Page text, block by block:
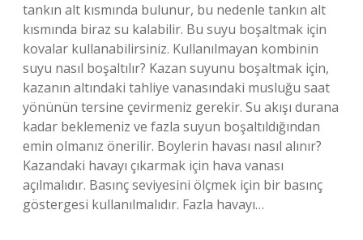
tankın alt kısmında bulunur, bu nedenle tankın alt
kısmında biraz su kalabilir. Bu suyu boşaltmak için
kovalar kullanabilirsiniz. Kullanılmayan kombinin
suyu nasıl boşaltılır? Kazan suyunu boşaltmak için,
kazanın altındaki tahliye vanasındaki musluğu saat
yönünün tersine çevirmeniz gerekir. Su akışı durana
kadar beklemeniz ve fazla suyun boşaltıldığından
emin olmanız önerilir. Boylerin havası nasıl alınır?
Kazandaki havayı çıkarmak için hava vanası
açılmalıdır. Basınç seviyesini ölçmek için bir basınç
göstergesi kullanılmalıdır. Fazla havayı…